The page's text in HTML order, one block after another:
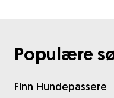
Populære
Finn Hundepassere